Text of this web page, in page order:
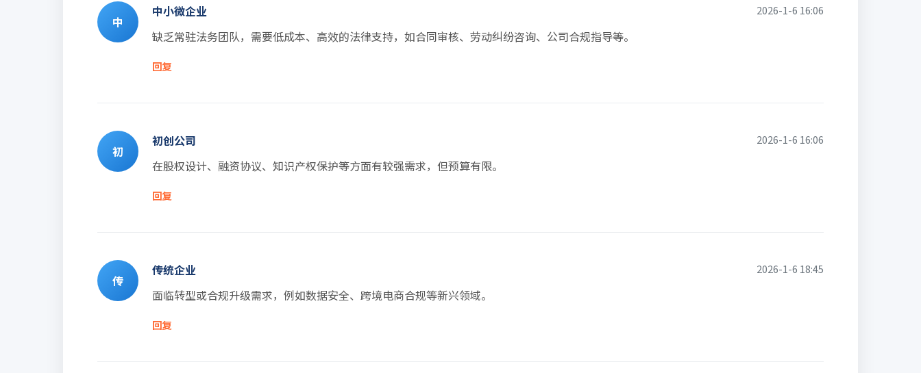
中
中小微企业 2026-1-6 16:06
缺乏常驻法务团队，需要低成本、高效的法律支持，如合同审核、劳动纠纷咨询、公司合规指导等。
回复
初
初创公司 2026-1-6 16:06
在股权设计、融资协议、知识产权保护等方面有较强需求，但预算有限。
回复
传
传统企业 2026-1-6 18:45
面临转型或合规升级需求，例如数据安全、跨境电商合规等新兴领域。
回复